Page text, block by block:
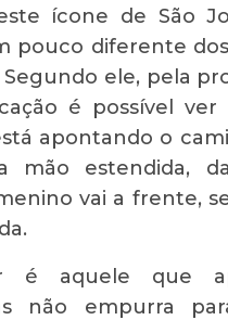
ícone de São
pouco diferente dos
Segundo ele, pela
é possível ver
apontando o
mão estendida,
vai a frente,
é aquele que
não empurra